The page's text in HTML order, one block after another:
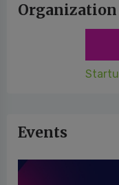
Organization
Events